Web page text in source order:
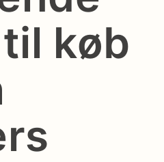
køb